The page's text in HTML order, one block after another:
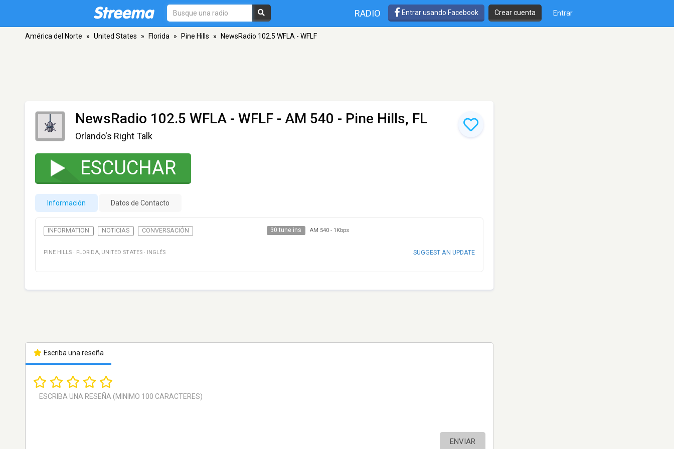
RADIO Entrar usando Facebook Crear cuenta Entrar
América del Norte » United States » Florida » Pine Hills » NewsRadio 102.5 WFLA - WFLF
NewsRadio 102.5 WFLA - WFLF - AM 540 - Pine Hills, FL
Orlando's Right Talk
ESCUCHAR
Información Datos de Contacto
INFORMATION NOTICIAS CONVERSACIÓN 30 tune ins AM 540- 1Kbps
PINE HILLS · FLORIDA, UNITED STATES · INGLÉS SUGGEST AN UPDATE
Escriba una reseña
ENVIAR